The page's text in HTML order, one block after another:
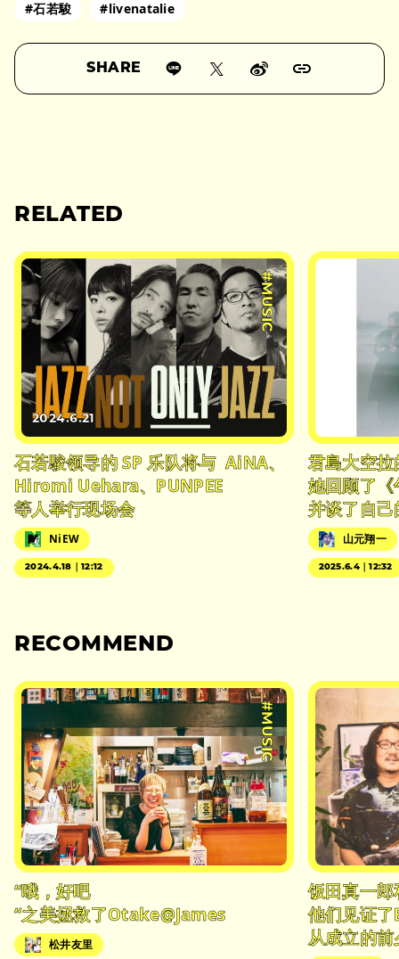
#石若駿 #livenatalie
SHARE
RELATED
#MUSIC
2024.6.21
石若駿领导的 SP 乐队将与 AiNA、
Hiromi Uehara、PUNPEE
等人举行现场会
NiEW
2024.4.18｜12:12
君島大空拉
她回顾了
并谈了自
山元翔一
2025.6.4｜12:32
RECOMMEND
#MUSIC
“哦，好吧
“之美拯救了Otake@James
松井友里
饭田真一
他们见证
从成立的